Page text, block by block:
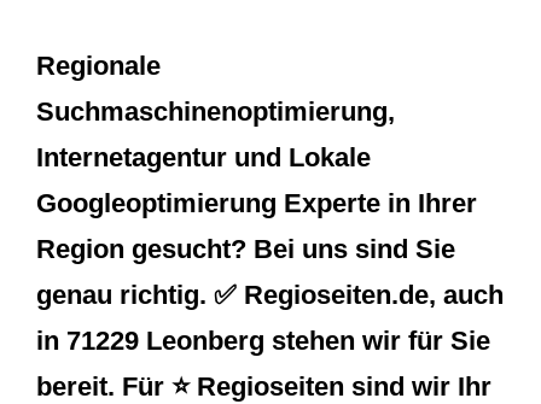
Regionale
Suchmaschinenoptimierung,
Internetagentur und Lokale
Googleoptimierung Experte in Ihrer
Region gesucht? Bei uns sind Sie
genau richtig. ✅ Regioseiten.de, auch
in 71229 Leonberg stehen wir für Sie
bereit. Für ⭐ Regioseiten sind wir Ihr